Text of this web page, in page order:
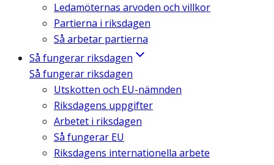
Ledamöternas arvoden och villkor
Partierna i riksdagen
Så arbetar partierna
Så fungerar riksdagen
Så fungerar riksdagen
Utskotten och EU-nämnden
Riksdagens uppgifter
Arbetet i riksdagen
Så fungerar EU
Riksdagens internationella arbete